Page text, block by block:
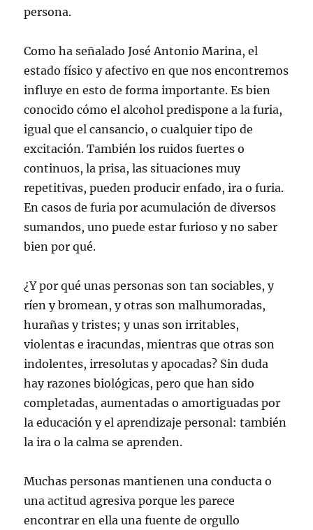
persona.
Como ha señalado José Antonio Marina, el
estado físico y afectivo en que nos encontremos
influye en esto de forma importante. Es bien
conocido cómo el alcohol predispone a la furia,
igual que el cansancio, o cualquier tipo de
excitación. También los ruidos fuertes o
continuos, la prisa, las situaciones muy
repetitivas, pueden producir enfado, ira o furia.
En casos de furia por acumulación de diversos
sumandos, uno puede estar furioso y no saber
bien por qué.
¿Y por qué unas personas son tan sociables, y
ríen y bromean, y otras son malhumoradas,
hurañas y tristes; y unas son irritables,
violentas e iracundas, mientras que otras son
indolentes, irresolutas y apocadas? Sin duda
hay razones biológicas, pero que han sido
completadas, aumentadas o amortiguadas por
la educación y el aprendizaje personal: también
la ira o la calma se aprenden.
Muchas personas mantienen una conducta o
una actitud agresiva porque les parece
encontrar en ella una fuente de orgullo